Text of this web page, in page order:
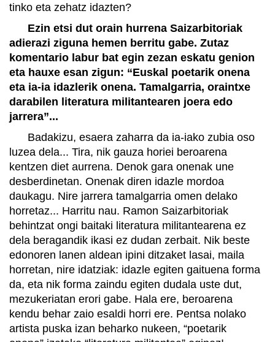
tinko eta zehatz idazten?
Ezin etsi dut orain hurrena Saizarbitoriak
adierazi ziguna hemen berritu gabe. Zutaz
komentario labur bat egin zezan eskatu genion
eta hauxe esan zigun: “Euskal poetarik onena
eta ia-ia idazlerik onena. Tamalgarria, oraintxe
darabilen literatura militantearen joera edo
jarrera”...
Badakizu, esaera zaharra da ia-iako zubia oso
luzea dela... Tira, nik gauza horiei beroarena
kentzen diet aurrena. Denok gara onenak une
desberdinetan. Onenak diren idazle mordoa
daukagu. Nire jarrera tamalgarria omen delako
horretaz... Harritu nau. Ramon Saizarbitoriak
behintzat ongi baitaki literatura militantearena ez
dela beragandik ikasi ez dudan zerbait. Nik beste
edonoren lanen aldean ipini ditzaket lasai, maila
horretan, nire idatziak: idazle egiten gaituena forma
da, eta nik forma zaindu egiten dudala uste dut,
mezukeriatan erori gabe. Hala ere, beroarena
kendu behar zaio esaldi horri ere. Pentsa nolako
artista puska izan beharko nukeen, “poetarik